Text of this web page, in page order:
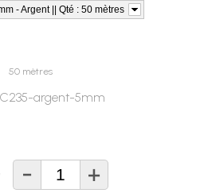
- Argent || Qté : 50 mètres
50 mètres
argent-5mm
- +